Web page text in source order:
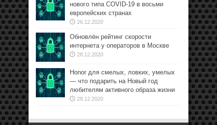
нового типа COVID-19 в восьми
европейских странах
26.12.2020
Обновлён рейтинг скорости
интернета у операторов в Москве
28.12.2020
Honor для смелых, ловких, умелых
— что подарить на Новый год
любителям активного образа жизни
28.12.2020